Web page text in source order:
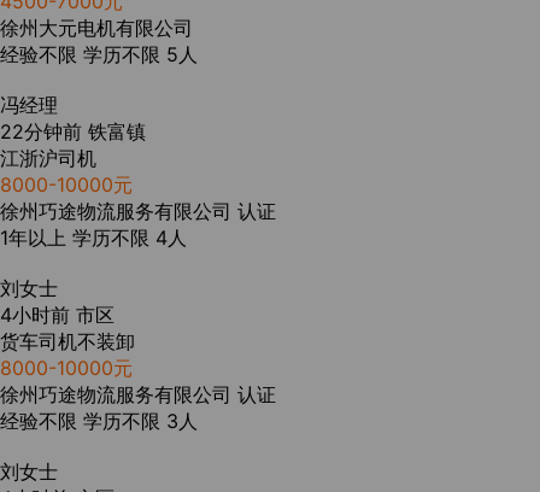
徐州大元电机有限公司
经验不限 学历不限 5人
冯经理
22分钟前 铁富镇
江浙沪司机
8000-10000元
徐州巧途物流服务有限公司 认证
1年以上 学历不限 4人
刘女士
4小时前 市区
货车司机不装卸
8000-10000元
徐州巧途物流服务有限公司 认证
经验不限 学历不限 3人
刘女士